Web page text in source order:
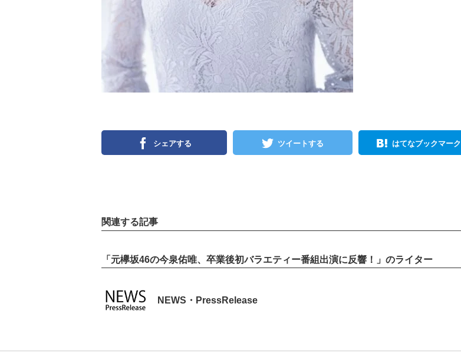
シェアする ツイートする はてなブックマーク
関連する記事
「元欅坂46の今泉佑唯、卒業後初バラエティー番組出演に反響！」のライター
NEWS・PressRelease